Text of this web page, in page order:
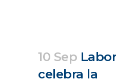
10 Sep
celebra la